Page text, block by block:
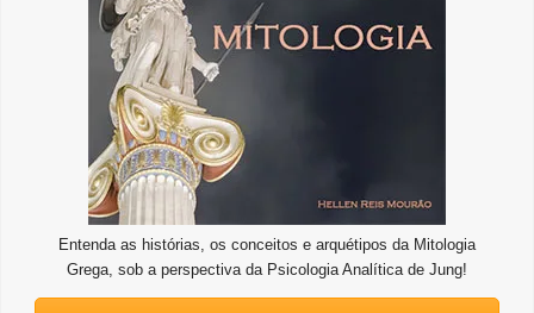
Entenda as histórias, os conceitos e arquétipos da Mitologia
Grega, sob a perspectiva da Psicologia Analítica de Jung!